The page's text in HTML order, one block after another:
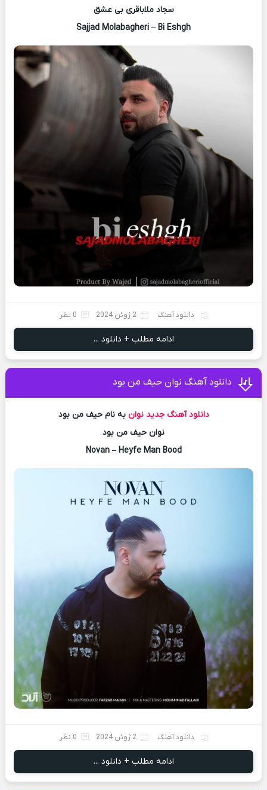
سجاد ملاباقری بی عشق
Sajjad Molabagheri – Bi Eshgh
دانلود آهنگ 2 ژوئن 2024 0 نظر
ادامه مطلب + دانلود ...
دانلود آهنگ نوان حیف من بود
دانلود آهنگ جدید نوان به نام حیف من بود
نوان حیف من بود
Novan – Heyfe Man Bood
دانلود آهنگ 2 ژوئن 2024 0 نظر
ادامه مطلب + دانلود ...